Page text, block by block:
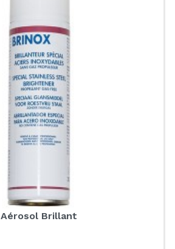
Aérosol Brillant